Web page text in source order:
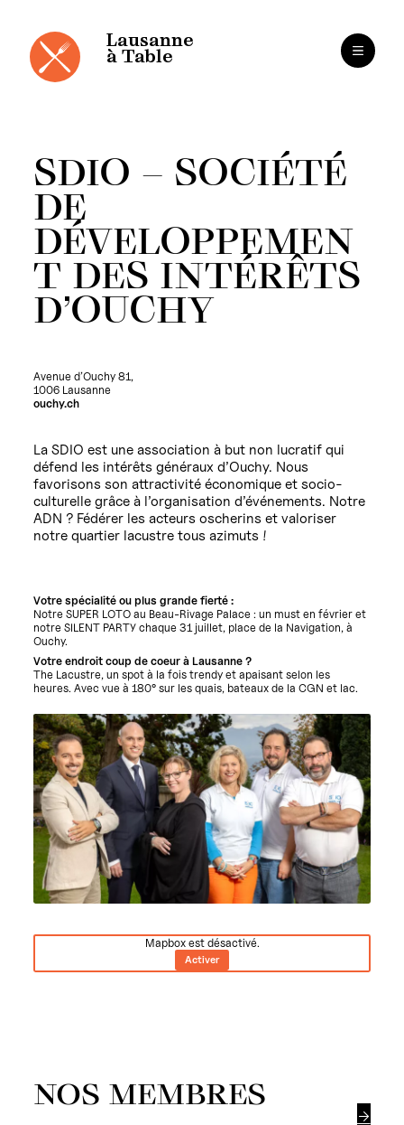
contenu
Lausanne
à Table
SDIO – SOCIÉTÉ
DE
DÉVELOPPEMEN
T DES INTÉRÊTS
D’OUCHY
Avenue d’Ouchy 81,
1006 Lausanne
ouchy.ch
La SDIO est une association à but non lucratif qui
défend les intérêts généraux d’Ouchy. Nous
favorisons son attractivité économique et socio-
culturelle grâce à l’organisation d’événements. Notre
ADN ? Fédérer les acteurs oscherins et valoriser
notre quartier lacustre tous azimuts !
Votre spécialité ou plus grande fierté :
Notre SUPER LOTO au Beau-Rivage Palace : un must en février et
notre SILENT PARTY chaque 31 juillet, place de la Navigation, à
Ouchy.
Votre endroit coup de coeur à Lausanne ?
The Lacustre, un spot à la fois trendy et apaisant selon les
heures. Avec vue à 180° sur les quais, bateaux de la CGN et lac.
Mapbox est désactivé.
Activer
NOS MEMBRES
